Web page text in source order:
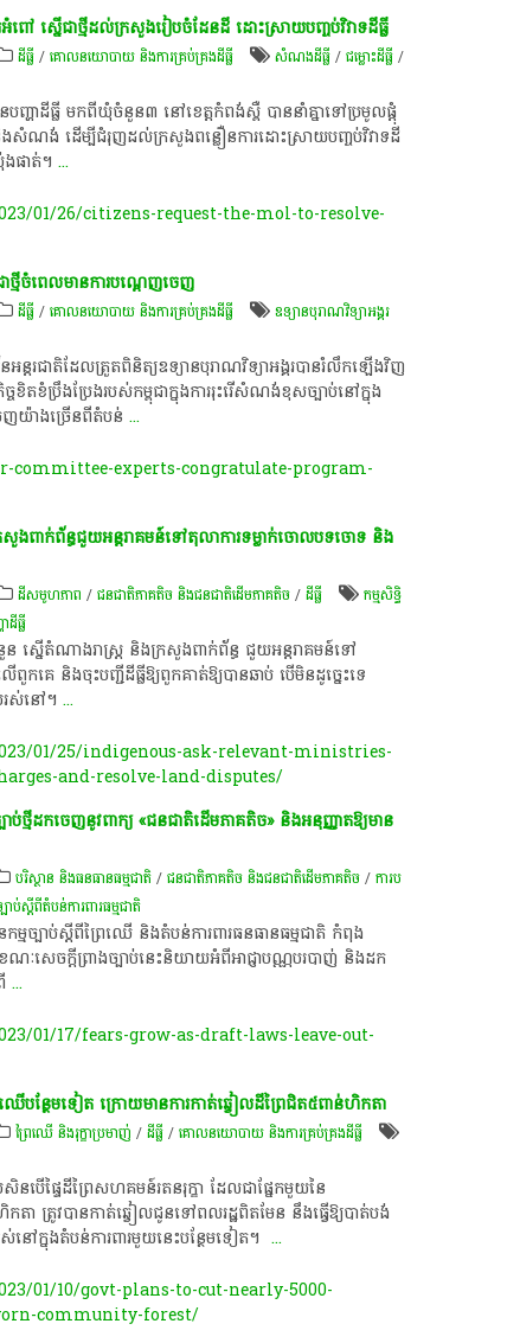
ពៅ ស្នើជាថ្មីដល់ក្រសួងរៀបចំដែនដី ដោះស្រាយបញ្ចប់វិវាទដីធ្លី
ដីធ្លី/គោលនយោបាយ និង​ការគ្រប់គ្រង​ដីធ្លី សំណងដីធ្លី/ជម្លោះ​ដីធ្លី/
ា​ដី​ធ្លី មកពី​ឃុំចំនួន​​៣ នៅខេត្តកំពង់ស្ពឺ បាន​នាំគ្នាទៅប្រមូលផ្តុំ
ណង់ ដើម្បីជំរុញ​ដល់​ក្រសួងពន្លឿនការ​ដោះស្រាយបញ្ចប់​វិវាទដី
ងផាត់។...
01/26/citizens-request-the-mol-to-resolve-
ា​ថ្មី​ចំ​ពេល​មានការ​បណ្តេញចេញ​
ដីធ្លី/គោលនយោបាយ និង​ការគ្រប់គ្រង​ដីធ្លី
ឧទ្យានបុរាណវិទ្យាអង្គរ
ន្តរជាតិ​ដែល​ត្រួតពិនិត្យ​ឧទ្យាន​បុរាណវិទ្យា​អង្គរ​បាន​រំលឹក​ឡើង​វិញ​
តខំ​ប្រឹងប្រែង​របស់​កម្ពុជា​ក្នុង​ការ​រុះរើ​សំណង់​ខុសច្បាប់​នៅ​ក្នុង​
ញ​យ៉ាងច្រើន​ពី​តំបន់...
committee-experts-congratulate-program-
ងពាក់ព័ន្ធជួយអន្តរាគមន៍ទៅតុលាការទម្លាក់ចោលបទចោទ និង
ដីសមូហភាព /ជនជាតិភាគតិច និងជនជាតិដើមភាគតិច/ដីធ្លី
កម្មសិទ្ធិ
ដី​ធ្លី​
ស្នើ​តំណាង​រាស្ត្រ និង​ក្រសួង​ពាក់​ព័ន្ធ ជួយ​អន្តរាគមន៍​ទៅ​
កគេ​ និង​ចុះ​បញ្ជី​ដីធ្លី​ឱ្យ​ពួកគាត់ឱ្យ​បាន​ឆាប់ បើ​មិន​ដូច្នេះ​ទេ
រស់នៅ។...
01/25/indigenous-ask-relevant-ministries-
and-resolve-land-disputes/
បាប់ថ្មីដកចេញនូវពាក្យ «ជនជាតិដើមភាគតិច» និងអនុញ្ញាតឱ្យមាន
បរិស្ថាន និងធនធានធម្មជាតិ/ជនជាតិភាគតិច និងជនជាតិដើមភាគតិច/ការប
ាប់ស្ដីពីតំបន់ការពារធម្មជាតិ
ច្បាប់​ស្ដី​ពី​ព្រៃឈើ​ និង​តំបន់​ការពារ​ធនធានធម្មជាតិ​ កំពុង​
ៈ​សេចក្តីព្រាងច្បាប់​នេះ​និយាយ​អំពី​អាជ្ញា​បណ្ណ​បរបាញ់​ និង​ដក​
...
01/17/fears-grow-as-draft-laws-leave-out-
ឈើបន្ថែមទៀត ក្រោយមានការកាត់ឆ្វៀលដីព្រៃជិត៥ពាន់ហិកតា
ព្រៃឈើ និងរុក្ខាប្រមាញ់ /ដីធ្លី/គោលនយោបាយ និង​ការគ្រប់គ្រង​ដីធ្លី
នបើផ្ទៃដីព្រៃសហគមន៍រតនរុក្ខា ដែលជាផ្នែកមួយនៃ
ត្រូវបានកាត់​ឆ្វៀលជូនទៅពលរដ្ឋពិតមែន នឹងធ្វើឱ្យបាត់បង់
នៅក្នុងតំបន់ការពារមួយនេះបន្ថែមទៀត។...
01/10/govt-plans-to-cut-nearly-5000-
community-forest/